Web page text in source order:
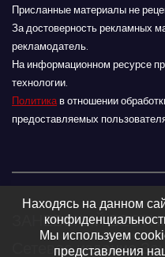
Присланные материалы не
За достоверность рекламных
рекламодатель.
На информационном ресурсе
технологии.
Политикав отношении
предоставляемых
ЗАНЕВСКИЙ
Сетевое издание
Находясь на данном
Мы используем
представления